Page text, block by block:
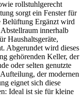
rollstuhlgerecht
sorgt ein Fenster für
Belüftung Ergänzt wird
innerhalb
Haushaltsgeräte,
Abgerundet wird dieses
gehörenden Keller, der
oder selten genutzte
der modernen
eignet sich diese
Ideal ist sie für kleine